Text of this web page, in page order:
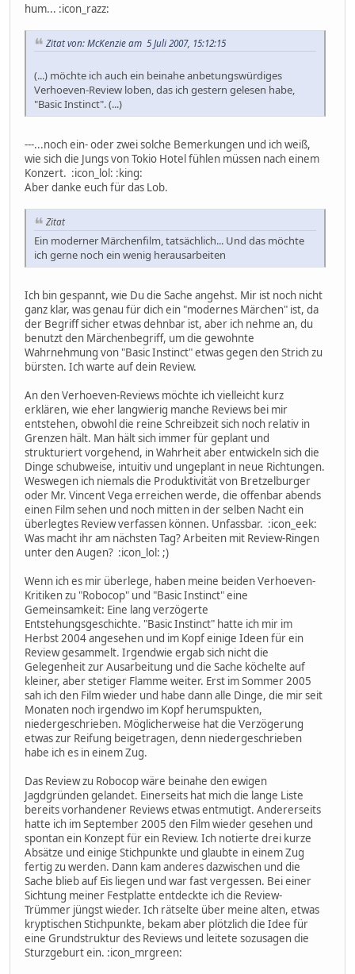
hum... :icon_razz:
Zitat von: McKenzie am 5 Juli 2007, 15:12:15
(...) möchte ich auch ein beinahe anbetungswürdiges
Verhoeven-Review loben, das ich gestern gelesen habe,
"Basic Instinct". (...)
---...noch ein- oder zwei solche Bemerkungen und ich weiß,
wie sich die Jungs von Tokio Hotel fühlen müssen nach einem
Konzert. :icon_lol: :king:
Aber danke euch für das Lob.
Zitat
Ein moderner Märchenfilm, tatsächlich... Und das möchte
ich gerne noch ein wenig herausarbeiten
Ich bin gespannt, wie Du die Sache angehst. Mir ist noch nicht
ganz klar, was genau für dich ein "modernes Märchen" ist, da
der Begriff sicher etwas dehnbar ist, aber ich nehme an, du
benutzt den Märchenbegriff, um die gewohnte
Wahrnehmung von "Basic Instinct" etwas gegen den Strich zu
bürsten. Ich warte auf dein Review.
An den Verhoeven-Reviews möchte ich vielleicht kurz
erklären, wie eher langwierig manche Reviews bei mir
entstehen, obwohl die reine Schreibzeit sich noch relativ in
Grenzen hält. Man hält sich immer für geplant und
strukturiert vorgehend, in Wahrheit aber entwickeln sich die
Dinge schubweise, intuitiv und ungeplant in neue Richtungen.
Weswegen ich niemals die Produktivität von Bretzelburger
oder Mr. Vincent Vega erreichen werde, die offenbar abends
einen Film sehen und noch mitten in der selben Nacht ein
überlegtes Review verfassen können. Unfassbar. :icon_eek:
Was macht ihr am nächsten Tag? Arbeiten mit Review-Ringen
unter den Augen? :icon_lol: ;)
Wenn ich es mir überlege, haben meine beiden Verhoeven-
Kritiken zu "Robocop" und "Basic Instinct" eine
Gemeinsamkeit: Eine lang verzögerte
Entstehungsgeschichte. "Basic Instinct" hatte ich mir im
Herbst 2004 angesehen und im Kopf einige Ideen für ein
Review gesammelt. Irgendwie ergab sich nicht die
Gelegenheit zur Ausarbeitung und die Sache köchelte auf
kleiner, aber stetiger Flamme weiter. Erst im Sommer 2005
sah ich den Film wieder und habe dann alle Dinge, die mir seit
Monaten noch irgendwo im Kopf herumspukten,
niedergeschrieben. Möglicherweise hat die Verzögerung
etwas zur Reifung beigetragen, denn niedergeschrieben
habe ich es in einem Zug.
Das Review zu Robocop wäre beinahe den ewigen
Jagdgründen gelandet. Einerseits hat mich die lange Liste
bereits vorhandener Reviews etwas entmutigt. Andererseits
hatte ich im September 2005 den Film wieder gesehen und
spontan ein Konzept für ein Review. Ich notierte drei kurze
Absätze und einige Stichpunkte und glaubte in einem Zug
fertig zu werden. Dann kam anderes dazwischen und die
Sache blieb auf Eis liegen und war fast vergessen. Bei einer
Sichtung meiner Festplatte entdeckte ich die Review-
Trümmer jüngst wieder. Ich rätselte über meine alten, etwas
kryptischen Stichpunkte, bekam aber plötzlich die Idee für
eine Grundstruktur des Reviews und leitete sozusagen die
Sturzgeburt ein. :icon_mrgreen: